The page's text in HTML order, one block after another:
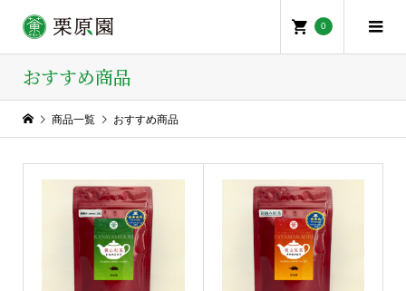
0
おすすめ商品
商品一覧 おすすめ商品